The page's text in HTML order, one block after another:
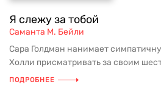
Я слежу за тобой
Саманта М. Бейли
Сара Голдман нанимает
Холли присматривать за своим
ПОДРОБНЕЕ